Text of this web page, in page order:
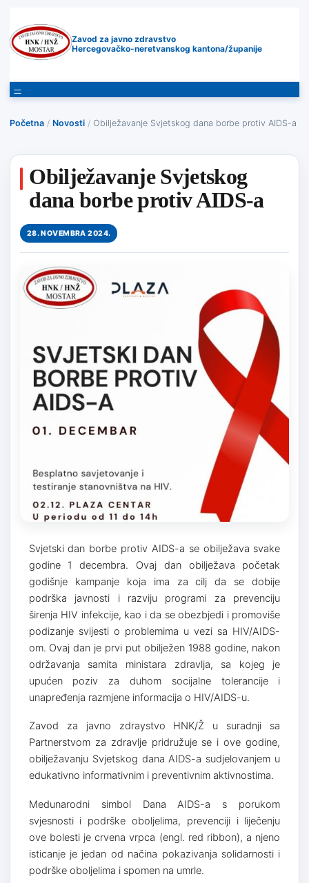
Zavod za javno zdravstvo
Hercegovačko-neretvanskog kantona/županije
Početna / Novosti / Obilježavanje Svjetskog dana borbe protiv AIDS-a
Obilježavanje Svjetskog
dana borbe protiv AIDS-a
28. NOVEMBRA 2024.
Svjetski dan borbe protiv AIDS-a se obilježava svake
godine 1 decembra. Ovaj dan obilježava početak
godišnje kampanje koja ima za cilj da se dobije
podrška javnosti i razviju programi za prevenciju
širenja HIV infekcije, kao i da se obezbjedi i promoviše
podizanje svijesti o problemima u vezi sa HIV/AIDS-
om. Ovaj dan je prvi put obilježen 1988 godine, nakon
održavanja samita ministara zdravlja, sa kojeg je
upućen poziv za duhom socijalne tolerancije i
unapređenja razmjene informacija o HIV/AIDS-u.
Zavod za javno zdraystvo HNK/Ž u suradnji sa
Partnerstvom za zdravlje pridružuje se i ove godine,
obilježavanju Svjetskog dana AIDS-a sudjelovanjem u
edukativno informativnim i preventivnim aktivnostima.
Medunarodni simbol Dana AIDS-a s porukom
svjesnosti i podrške oboljelima, prevenciji i liječenju
ove bolesti je crvena vrpca (engl. red ribbon), a njeno
isticanje je jedan od načina pokazivanja solidarnosti i
podrške oboljelima i spomen na umrle.